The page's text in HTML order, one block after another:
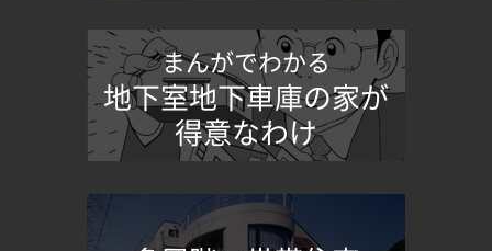
まんがでわかる
地下室地下車庫の家が
得意なわけ